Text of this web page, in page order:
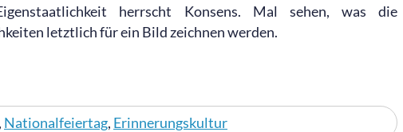
herrscht Konsens. Mal sehen, was die
letztlich für ein Bild zeichnen werden.
, Nationalfeiertag, Erinnerungskultur